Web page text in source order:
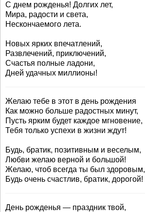
С днем рожденья! Долгих лет,
Мира, радости и света,
Нескончаемого лета.
Новых ярких впечатлений,
Развлечений, приключений,
Счастья полные ладони,
Дней удачных миллионы!
Желаю тебе в этот в день рождения
Как можно больше радостных минут,
Пусть ярким будет каждое мгновение,
Тебя только успехи в жизни ждут!
Будь, братик, позитивным и веселым,
Любви желаю верной и большой!
Желаю, чтоб всегда ты был здоровым,
Будь очень счастлив, братик, дорогой!
День рожденья — праздник твой,